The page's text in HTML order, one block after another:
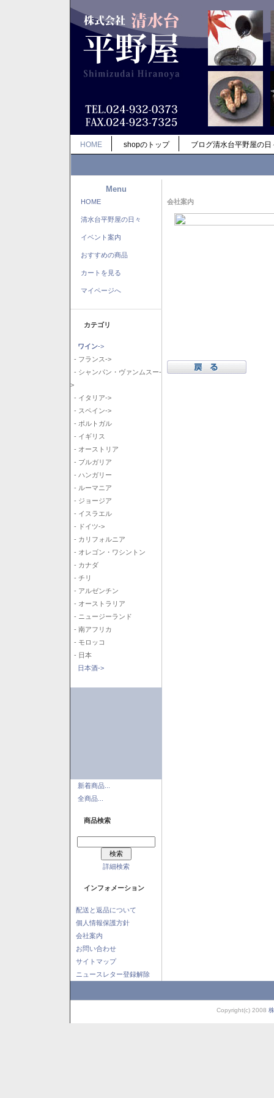
HOME shopのトップ ブログ清水台平野屋の日
Menu
HOME
清水台平野屋の日々
イベント案内
おすすめの商品
カートを見る
マイページへ
カテゴリ
ワイン->
- フランス->
- シャンパン・ヴァンムスー-
>
- イタリア->
- スペイン->
- ポルトガル
- イギリス
- オーストリア
- ブルガリア
- ハンガリー
- ルーマニア
- ジョージア
- イスラエル
- ドイツ->
- カリフォルニア
- オレゴン・ワシントン
- カナダ
- チリ
- アルゼンチン
- オーストラリア
- ニュージーランド
- 南アフリカ
- モロッコ
- 日本
日本酒->
新着商品...
全商品...
商品検索
詳細検索
インフォメーション
配送と返品について
個人情報保護方針
会社案内
お問い合わせ
サイトマップ
ニュースレター登録解除
会社案内
Copyright(c) 2008